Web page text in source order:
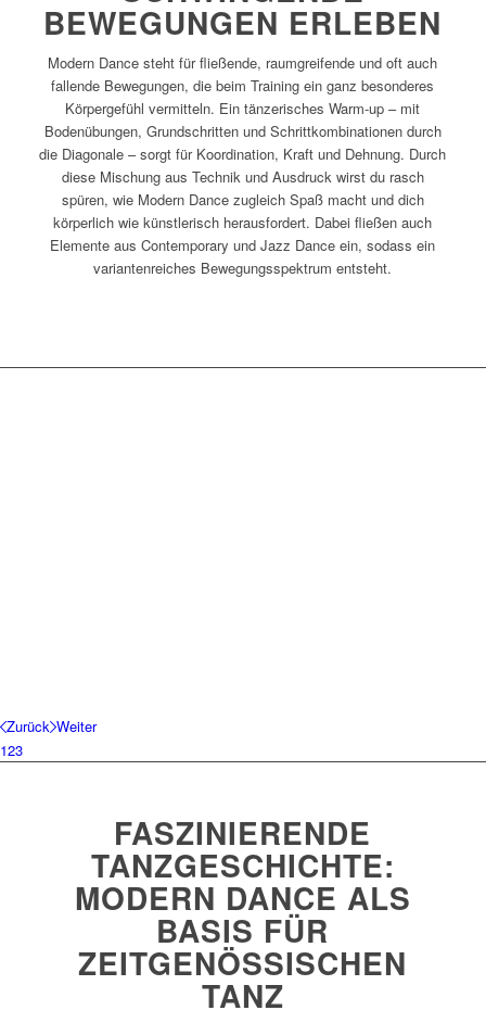
BEWEGUNGEN ERLEBEN
Modern Dance steht für fließende, raumgreifende und oft auch
fallende Bewegungen, die beim Training ein ganz besonderes
Körpergefühl vermitteln. Ein tänzerisches Warm-up – mit
Bodenübungen, Grundschritten und Schrittkombinationen durch
die Diagonale – sorgt für Koordination, Kraft und Dehnung. Durch
diese Mischung aus Technik und Ausdruck wirst du rasch
spüren, wie Modern Dance zugleich Spaß macht und dich
körperlich wie künstlerisch herausfordert. Dabei fließen auch
Elemente aus Contemporary und Jazz Dance ein, sodass ein
variantenreiches Bewegungsspektrum entsteht.
Zurück Weiter
123
FASZINIERENDE
TANZGESCHICHTE:
MODERN DANCE ALS
BASIS FÜR
ZEITGENÖSSISCHEN
TANZ